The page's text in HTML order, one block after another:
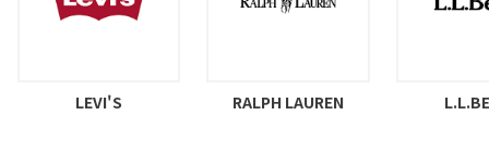
LEVI'S RALPH LAUREN